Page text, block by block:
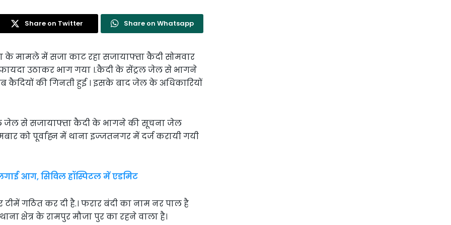
Share on Twitter Share on Whatsapp
के मामले में सजा काट रहा सजायाफ्ता कैदी सोमवार
उठाकर भाग गया ।.कैदी के सेंट्रल जेल से भागने
की गिनती हुई । इसके बाद जेल के अधिकारियों
जेल से सजायाफ्ता कैदी के भागने की सूचना जेल
को पूर्वाह्न में थाना इज्जतनगर में दर्ज करायी गयी
आग, सिविल हॉस्पिटल में एडमिट
गठित कर दी है.। फरार बंदी का नाम नर पाल है
क्षेत्र के रामपुर मौजा पुर का रहने वाला है।